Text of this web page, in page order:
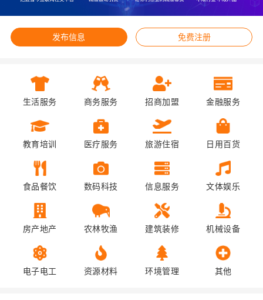
发布信息 免费注册
生活服务 商务服务 招商加盟 金融服务
教育培训 医疗服务 旅游住宿 日用百货
食品餐饮 数码科技 信息服务 文体娱乐
房产地产 农林牧渔 建筑装修 机械设备
电子电工 资源材料 环境管理 其他